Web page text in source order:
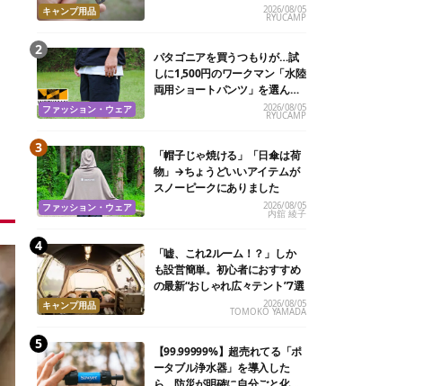
キャンプ用品 2026/08/05
RYUCAMP
ファッション・ウェア
パタゴニアを買うつもりが…試
しに1,500円のワークマン「水陸
両用ショートパンツ」を選んだ
2026/08/05
RYUCAMP
ファッション・ウェア
「帽子じゃ焼ける」「日傘は荷
物」→ちょうどいいアイテムが
スノーピークにありました
2026/08/05
内舘 綾子
キャンプ用品
「嘘、これ2ルーム！？」しか
も設営簡単。初心者におすすめ
の最新“おしゃれ広々テント”7選
2026/08/05
TOMOKO YAMADA
【99.99999%】超売れてる「ポ
ータブル浄水器」を導入した